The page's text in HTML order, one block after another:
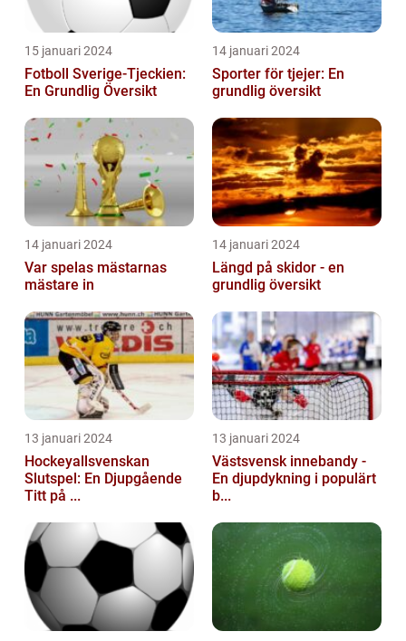
15 januari 2024
Fotboll Sverige-Tjeckien:
En Grundlig Översikt
14 januari 2024
Sporter för tjejer: En
grundlig översikt
14 januari 2024
Var spelas mästarnas
mästare in
14 januari 2024
Längd på skidor - en
grundlig översikt
13 januari 2024
Hockeyallsvenskan
Slutspel: En Djupgående
Titt på ...
13 januari 2024
Västsvensk innebandy -
En djupdykning i populärt
b...